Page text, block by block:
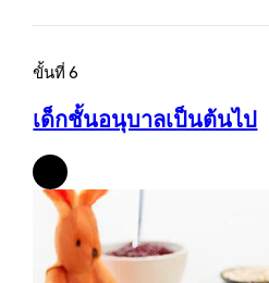
ขั้นที่ 6
เด็กชั้นอนุบาลเป็นต้นไป